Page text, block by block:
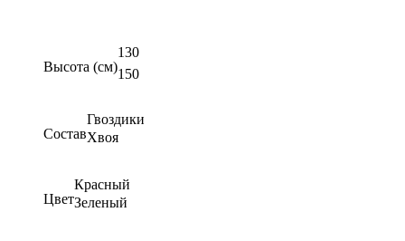
Высота (см)
130
150
Состав
Гвоздики
Хвоя
Цвет
Красный
Зеленый